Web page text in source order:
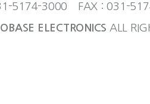
5174-3000 FAX : 031-
ELECTRONICS ALL